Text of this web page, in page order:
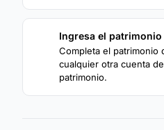
Ingresa el patrimonio
Completa el patrimonio
cualquier otra cuenta
patrimonio.